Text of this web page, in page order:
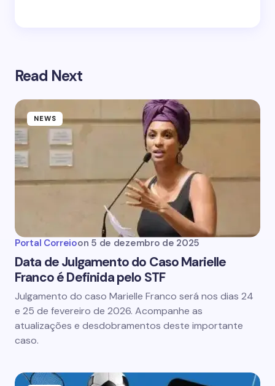
Read Next
NEWS
Portal Correioon 5 de dezembro de 2025
Data de Julgamento do Caso Marielle
Franco é Definida pelo STF
Julgamento do caso Marielle Franco será nos dias 24
e 25 de fevereiro de 2026. Acompanhe as
atualizações e desdobramentos deste importante
caso.